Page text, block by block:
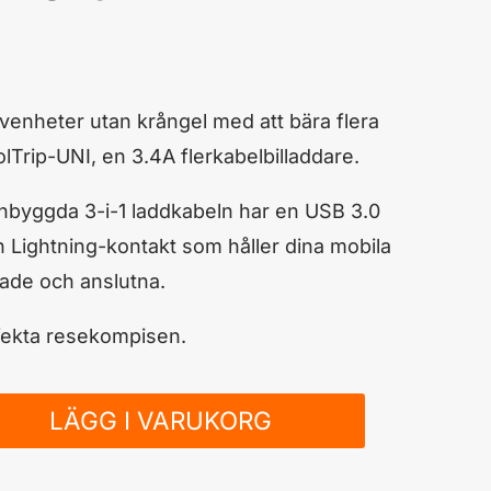
utan krångel med att bära flera
UNI, en 3.4A flerkabelbilladdare.
3-i-1 laddkabeln har en USB 3.0
Lightning-kontakt som håller dina mobila
och anslutna.
resekompisen.
LÄGG I VARUKORG